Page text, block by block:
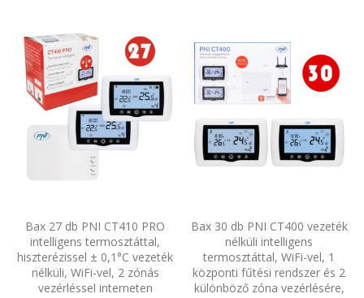
Bax 27 db PNI CT410 PRO
intelligens termosztáttal,
hiszterézissel ± 0,1°C vezeték
nélküli, WiFi-vel, 2 zónás
vezérléssel interneten
Bax 30 db PNI CT400 vezeték
nélküli intelligens
termosztáttal, WiFi-vel, 1
központi fűtési rendszer és 2
különböző zóna vezérlésére,